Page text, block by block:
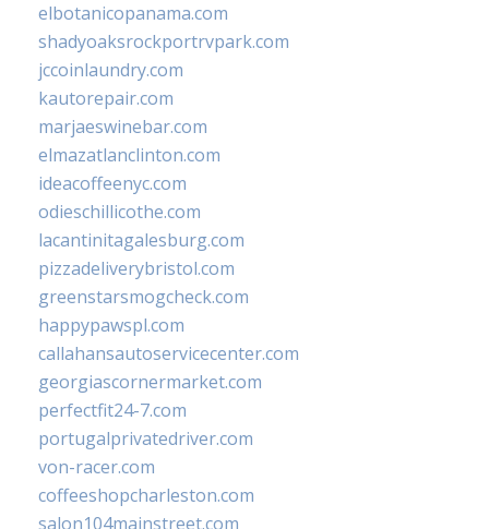
elbotanicopanama.com
shadyoaksrockportrvpark.com
jccoinlaundry.com
kautorepair.com
marjaeswinebar.com
elmazatlanclinton.com
ideacoffeenyc.com
odieschillicothe.com
lacantinitagalesburg.com
pizzadeliverybristol.com
greenstarsmogcheck.com
happypawspl.com
callahansautoservicecenter.com
georgiascornermarket.com
perfectfit24-7.com
portugalprivatedriver.com
von-racer.com
coffeeshopcharleston.com
salon104mainstreet.com